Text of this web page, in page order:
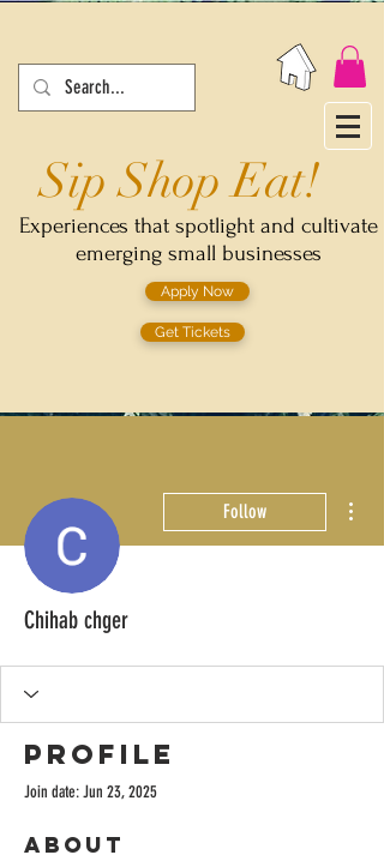
Sip Shop Eat!
Experiences that spotlight and cultivate
emerging small businesses
Apply Now
Get Tickets
Follow
Chihab chger
Profile
Join date: Jun 23, 2025
About